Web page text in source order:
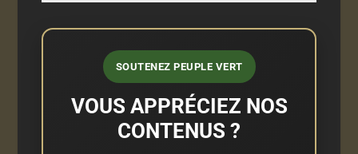
SOUTENEZ PEUPLE VERT
VOUS APPRÉCIEZ NOS
CONTENUS ?